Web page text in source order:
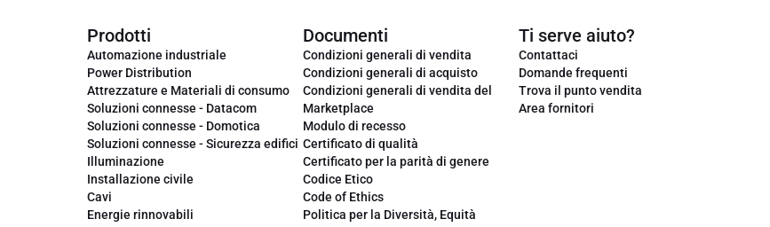
Prodotti
Automazione industriale
Power Distribution
Attrezzature e Materiali di consumo
Soluzioni connesse - Datacom
Soluzioni connesse - Domotica
Soluzioni connesse - Sicurezza edifici
Illuminazione
Installazione civile
Cavi
Energie rinnovabili
Documenti
Condizioni generali di vendita
Condizioni generali di acquisto
Condizioni generali di vendita del
Marketplace
Modulo di recesso
Certificato di qualità
Certificato per la parità di genere
Codice Etico
Code of Ethics
Politica per la Diversità, Equità
Ti serve aiuto?
Contattaci
Domande frequenti
Trova il punto vendita
Area fornitori